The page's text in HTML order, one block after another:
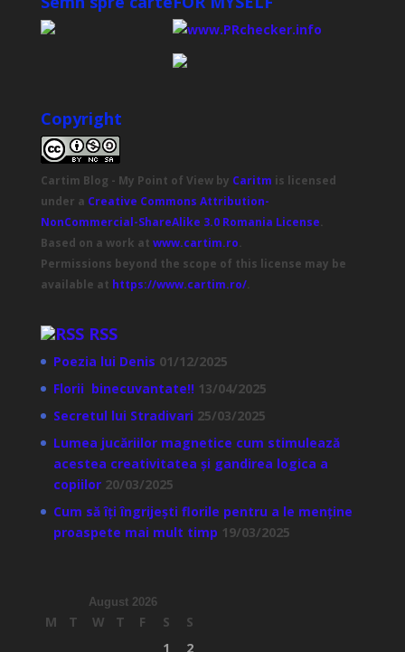
Copyright
Cartim Blog - My Point of Viewby Caritm is licensed
under a Creative Commons Attribution-
NonCommercial-ShareAlike 3.0 Romania License.
Based on a work at www.cartim.ro.
Permissions beyond the scope of this license may be
available at https://www.cartim.ro/.
RSS
Poezia lui Denis 01/12/2025
Florii binecuvantate!! 13/04/2025
Secretul lui Stradivari 25/03/2025
Lumea jucăriilor magnetice cum stimulează
acestea creativitatea și gandirea logica a
copiilor 20/03/2025
Cum să îți îngrijești florile pentru a le menține
proaspete mai mult timp 19/03/2025
August 2026
M T W T F S
S
1
2